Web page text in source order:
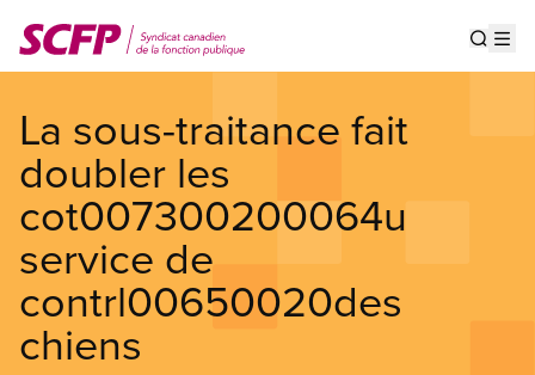
au
contenu
La sous-traitance fait
doubler les
cot007300200064u
service de
contrl00650020des
chiens